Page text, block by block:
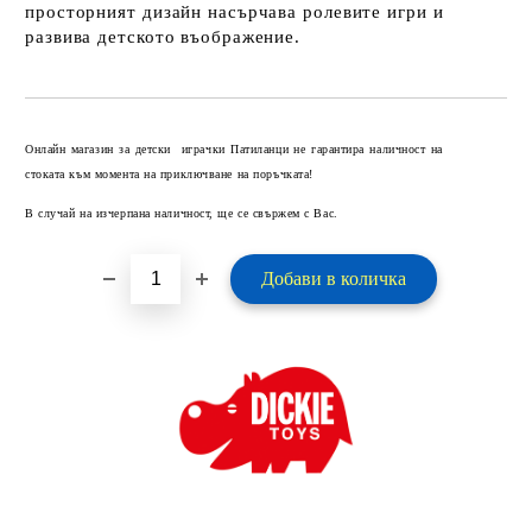
просторният дизайн насърчава ролевите игри и
развива детското въображение.
Онлайн магазин за детски играчки Патиланци не гарантира наличност на
стоката към момента на приключване на поръчката!
В случай на изчерпана наличност, ще се свържем с Вас.